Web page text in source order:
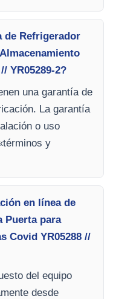
de Refrigerador
YR05289-2?
una garantía de
La garantía
o uso
y
en línea de
Puerta para
Covid YR05288 //
del equipo
desde